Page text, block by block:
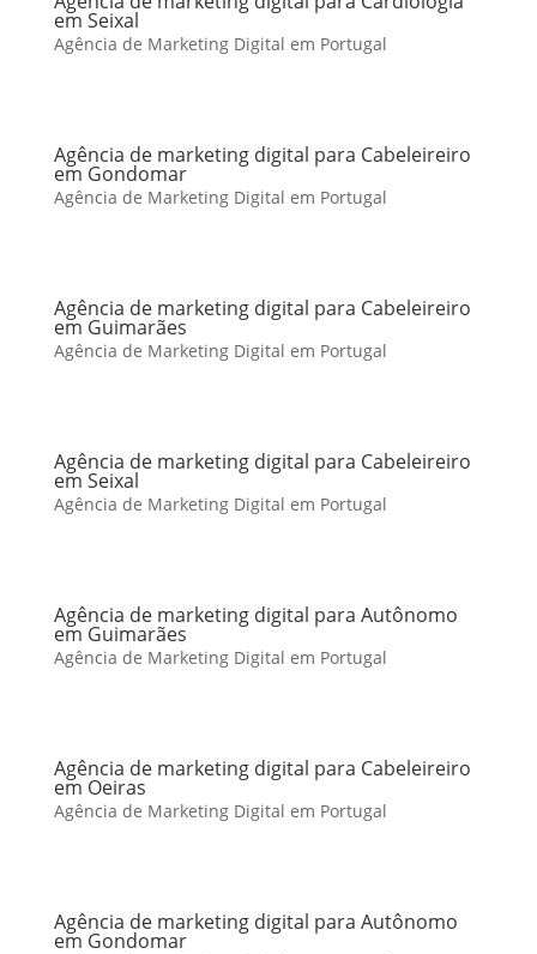
em Seixal
Agência de Marketing Digital em Portugal
Agência de marketing digital para Cabeleireiro
em Gondomar
Agência de Marketing Digital em Portugal
Agência de marketing digital para Cabeleireiro
em Guimarães
Agência de Marketing Digital em Portugal
Agência de marketing digital para Cabeleireiro
em Seixal
Agência de Marketing Digital em Portugal
Agência de marketing digital para Autônomo
em Guimarães
Agência de Marketing Digital em Portugal
Agência de marketing digital para Cabeleireiro
em Oeiras
Agência de Marketing Digital em Portugal
Agência de marketing digital para Autônomo
em Gondomar